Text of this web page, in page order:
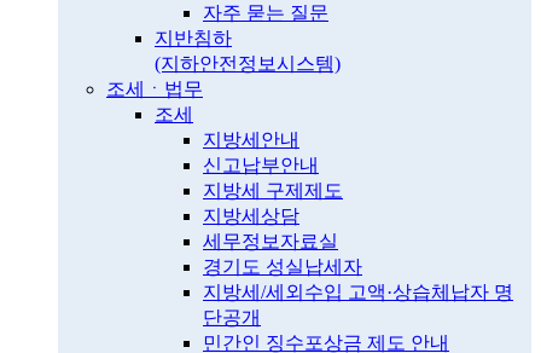
자주 묻는 질문
지반침하
(지하안전정보시스템)
조세ㆍ법무
조세
지방세안내
신고납부안내
지방세 구제제도
지방세상담
세무정보자료실
경기도 성실납세자
지방세/세외수입 고액·상습체납자 명
단공개
민간인 징수포상금 제도 안내